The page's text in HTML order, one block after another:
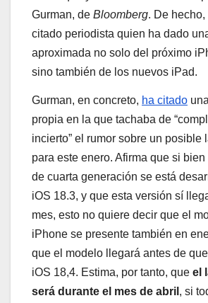
Gurman, de Bloomberg. De hecho,
citado periodista quien ha dado
aproximada no solo del próximo
sino también de los nuevos iPad.
Gurman, en concreto, ha citado
propia en la que tachaba de
incierto” el rumor sobre un posible
para este enero. Afirma que si
de cuarta generación se está
iOS 18.3, y que esta versión sí
mes, esto no quiere decir que el
iPhone se presente también en
que el modelo llegará antes de
iOS 18,4. Estima, por tanto, que el
será durante el mes de abril , si